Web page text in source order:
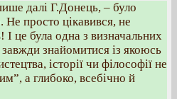
далі Г.Донець, – було
Не просто цікавився, не
І це була одна з визначальних
знайомитися із якоюсь
історії чи філософії не
а глибоко, всебічно й